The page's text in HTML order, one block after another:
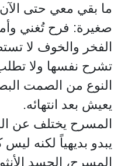
ما بقي معي حتى
صغيرة: فرح تُغني
الفخر والخوف لا
تشرح نفسها ولا
النوع من الصمت
يعيش بعد انتهائه.
المسرح يختلف عن
يبدو بديهياً لكنه
المسرح، الجسد